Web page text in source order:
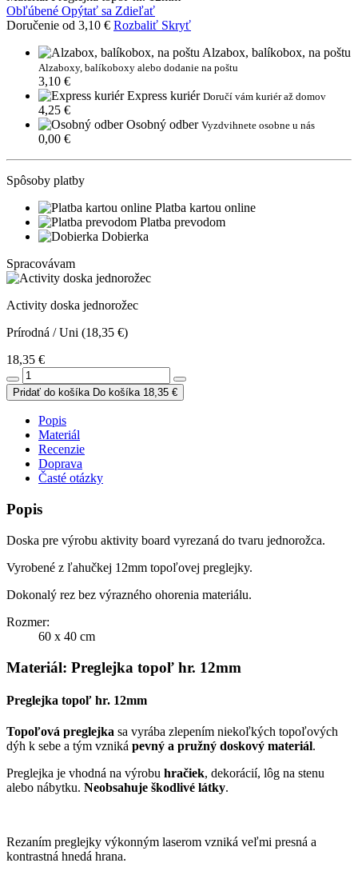
Obľúbené Opýtať sa Zdieľať
Doručenie od 3,10 € Rozbaliť Skryť
Alzabox, balíkobox, na poštu
Alzaboxy, balíkoboxy alebo dodanie na poštu
3,10 €
Express kuriér Doručí vám kuriér až domov
4,25 €
Osobný odber Vyzdvihnete osobne u nás
0,00 €
Spôsoby platby
Platba kartou online
Platba prevodom
Dobierka
Spracovávam
Activity doska jednorožec
Prírodná / Uni (18,35 €)
18,35 €
Pridať do košíka Do košíka 18,35 €
Popis
Materiál
Recenzie
Doprava
Časté otázky
Popis
Doska pre výrobu aktivity board vyrezaná do tvaru jednorožca.
Vyrobené z ľahučkej 12mm topoľovej preglejky.
Dokonalý rez bez výrazného ohorenia materiálu.
Rozmer:
60 x 40 cm
Materiál: Preglejka topoľ hr. 12mm
Preglejka topoľ hr. 12mm
Topoľová preglejka sa vyrába zlepením niekoľkých topoľových
dýh k sebe a tým vzniká pevný a pružný doskový materiál.
Preglejka je vhodná na výrobu hračiek, dekorácií, lôg na stenu
alebo nábytku. Neobsahuje škodlivé látky.
Rezaním preglejky výkonným laserom vzniká veľmi presná a
kontrastná hnedá hrana.